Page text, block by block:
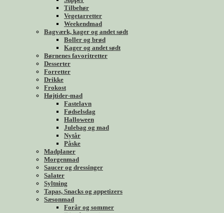
Tilbehør
Vegetarretter
Weekendmad
Bagværk, kager og andet sødt
Boller og brød
Kager og andet sødt
Børnenes favoritretter
Desserter
Forretter
Drikke
Frokost
Højtider-mad
Fastelavn
Fødselsdag
Halloween
Julebag og mad
Nytår
Påske
Madplaner
Morgenmad
Saucer og dressinger
Salater
Syltning
Tapas, Snacks og appetizers
Sæsonmad
Forår og sommer